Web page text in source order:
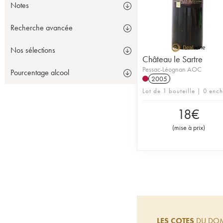
Notes
Recherche avancée
Nos sélections
Pourcentage alcool
malolactiques. Les
mois, le bois neuf
barrique et un
fermentations
barriques pendant
fermentations
Château le Sartre
Pessac-Léognan AOC
2005
Lot de 1 bouteille | 0
18€
(mise à prix)
LES COTES DU